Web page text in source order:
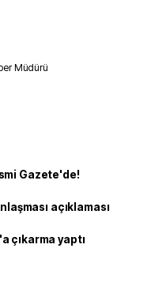
Müdürü
Gazete'de!
açıklaması
çıkarma yaptı